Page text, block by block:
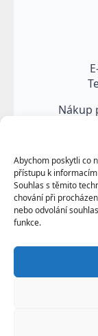
Abychom poskytli co
přístupu k
Souhlas s těmito
chování při
nebo odvolání
funkce.
Nákup
Veškeré údaje,
těchto
představují